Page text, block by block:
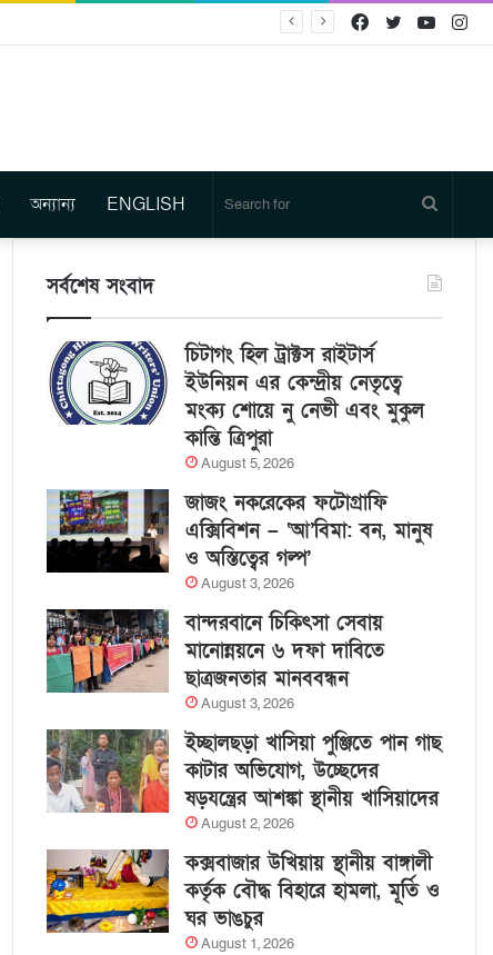
Twitter
Facebook
অন্যান্য ENGLISH
for
সর্বশেষ সংবাদ
চিটাগং হিল ট্রাক্টস রাইটার্স
ইউনিয়ন এর কেন্দ্রীয় নেতৃত্বে
মংক্য শোয়ে নু নেভী এবং মুকুল
কান্তি ত্রিপুরা
August 5, 2026
জাজং নকরেকের ফটোগ্রাফি
এক্সিবিশন – ‘আ’বিমা: বন, মানুষ
ও অস্তিত্বের গল্প’
August 3, 2026
বান্দরবানে চিকিৎসা সেবায়
মানোন্নয়নে ৬ দফা দাবিতে
ছাত্রজনতার মানববন্ধন
August 3, 2026
ইচ্ছালছড়া খাসিয়া পুঞ্জিতে পান গাছ
কাটার অভিযোগ, উচ্ছেদের
ষড়যন্ত্রের আশঙ্কা স্থানীয় খাসিয়াদের
August 2, 2026
কক্সবাজার উখিয়ায় স্থানীয় বাঙ্গালী
কর্তৃক বৌদ্ধ বিহারে হামলা, মূর্তি ও
ঘর ভাঙচুর
August 1, 2026